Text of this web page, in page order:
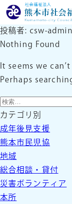
投稿者: csw-admin
Nothing Found
It seems we
Perhaps
検
索:
カテゴリ別
成年後見支援
熊本市民児協
地域
総合相談・貸付
災害ボランティア
本所